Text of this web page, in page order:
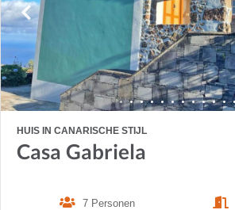
HUIS IN CANARISCHE STIJL
Casa Gabriela
7 Personen